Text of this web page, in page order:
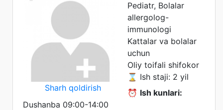
Sharh qoldirish
Pediatr, Bolalar
allergolog-
immunologi
Kattalar va bolalar
uchun
Oliy toifali shifokor
⌛ Ish staji: 2 yil
⏰ Ish kunlari:
Dushanba 09:00-14:00